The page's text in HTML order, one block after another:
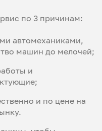
по 3 причинам:
автомеханиками,
машин до мелочей;
и
и по цене на